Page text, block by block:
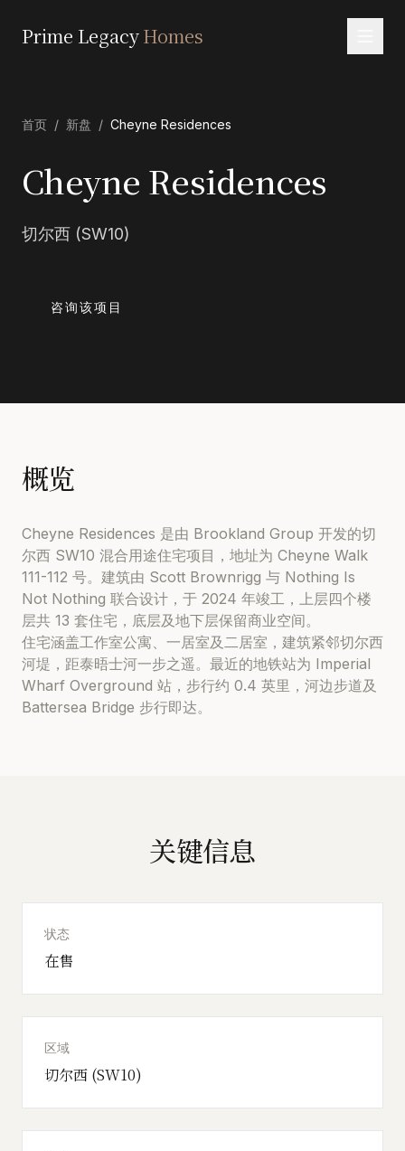
Prime LegacyHomes
服务
关于我们
首页 / 新盘 / Cheyne Residences
Cheyne Residences
切尔西 (SW10)
咨询该项目
概览
Cheyne Residences 是由 Brookland Group 开发的切
尔西 SW10 混合用途住宅项目，地址为 Cheyne Walk
111-112 号。建筑由 Scott Brownrigg 与 Nothing Is
Not Nothing 联合设计，于 2024 年竣工，上层四个楼
层共 13 套住宅，底层及地下层保留商业空间。
住宅涵盖工作室公寓、一居室及二居室，建筑紧邻切尔西
河堤，距泰晤士河一步之遥。最近的地铁站为 Imperial
Wharf Overground 站，步行约 0.4 英里，河边步道及
Battersea Bridge 步行即达。
关键信息
状态
在售
区域
切尔西 (SW10)